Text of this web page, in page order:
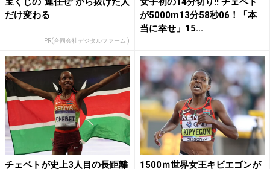
だけ変わる
PR(合同会社デジタルファーム )
が5000m13分58秒06！「本
当に幸せ」15...
チェベトが史上3人目の長距離
1500ｍ世界女王キピエゴンが